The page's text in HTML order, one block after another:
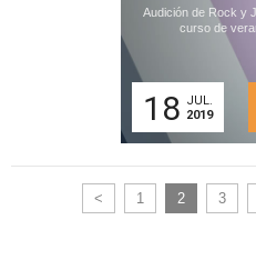
Audición de Rock y
curso de
18 JUL.
2019
< 1 2 3